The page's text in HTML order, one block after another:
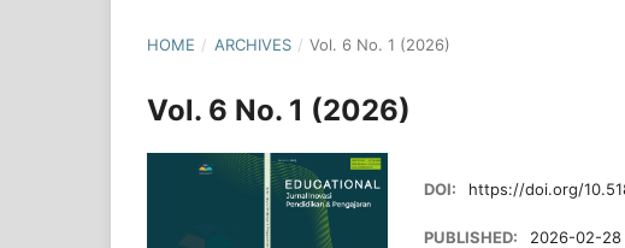
HOME / ARCHIVES / Vol. 6 No. 1 (2026)
Vol. 6 No. 1 (2026)
DOI: https://doi.org/
PUBLISHED: 2026-02-28